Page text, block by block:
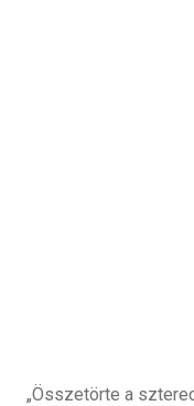
„Összetörte a